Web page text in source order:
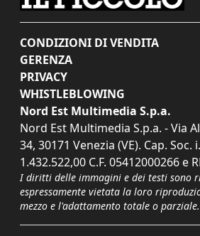
CONDIZIONI DI VENDITA
GERENZA
PRIVACY
WHISTLEBLOWING
Nord Est Multimedia S.p.a.
Nord Est Multimedia S.p.a. - Via
34, 30171 Venezia (VE). Cap. Soc.
1.432.522,00 C.F. 05412000266 e
I diritti delle immagini e dei testi sono
espressamente vietata la loro
mezzo e l'adattamento totale o parziale.